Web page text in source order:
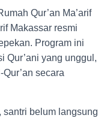
Qur’an Ma’arif
Makassar resmi
Program ini
Qur’ani yang unggul,
secara
santri belum langsung